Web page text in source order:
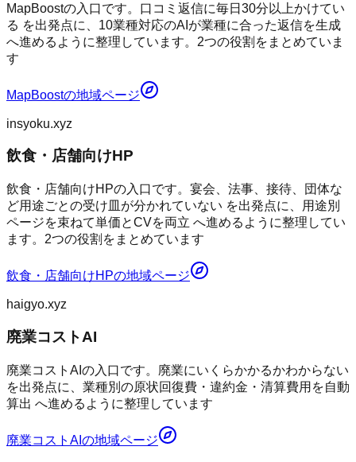
MapBoostの入口です。口コミ返信に毎日30分以上かけてい
る を出発点に、10業種対応のAIが業種に合った返信を生成
へ進めるように整理しています。2つの役割をまとめていま
す
MapBoostの地域ページ
insyoku.xyz
飲食・店舗向けHP
飲食・店舗向けHPの入口です。宴会、法事、接待、団体な
ど用途ごとの受け皿が分かれていない を出発点に、用途別
ページを束ねて単価とCVを両立 へ進めるように整理してい
ます。2つの役割をまとめています
飲食・店舗向けHPの地域ページ
haigyo.xyz
廃業コストAI
廃業コストAIの入口です。廃業にいくらかかるかわからない
を出発点に、業種別の原状回復費・違約金・清算費用を自動
算出 へ進めるように整理しています
廃業コストAI の地域ページ